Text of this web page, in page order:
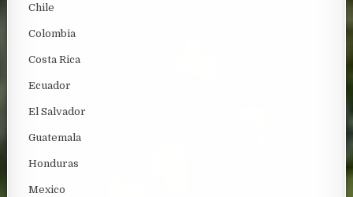
Chile
Colombia
Costa Rica
Ecuador
El Salvador
Guatemala
Honduras
Mexico